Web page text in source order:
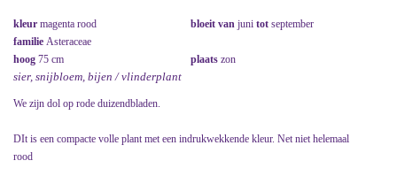
kleur magenta rood bloeit van juni tot september
familie Asteraceae
hoog 75 cm plaats zon
sier, snijbloem, bijen / vlinderplant
We zijn dol op rode duizendbladen.
DIt is een compacte volle plant met een indrukwekkende kleur. Net niet helemaal
rood